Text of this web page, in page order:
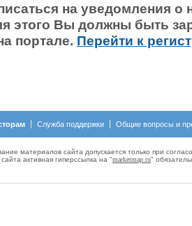
на уведомления о
этого Вы должны быть
портале. Перейти к
Служба поддержки Общие вопросы и
материалов сайта допускается только при
активная гиперсcылка на "marketmap.ru"